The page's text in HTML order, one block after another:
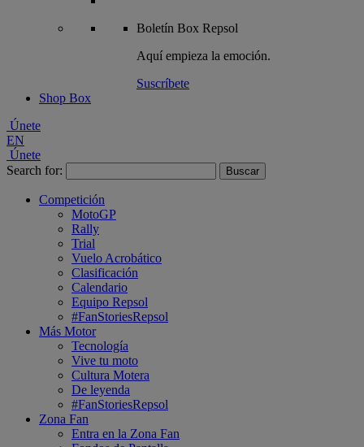
Boletín Box Repsol
Aquí empieza la emoción.
Suscríbete
Shop Box
Únete
EN
Únete
Search for:
Competición
MotoGP
Rally
Trial
Vuelo Acrobático
Clasificación
Calendario
Equipo Repsol
#FanStoriesRepsol
Más Motor
Tecnología
Vive tu moto
Cultura Motera
De leyenda
#FanStoriesRepsol
Zona Fan
Entra en la Zona Fan